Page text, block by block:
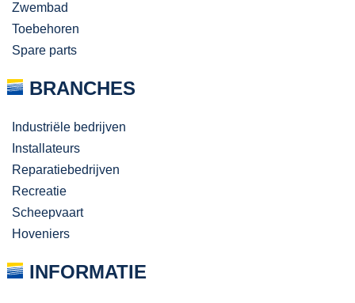
Zwembad
Toebehoren
Spare parts
BRANCHES
Industriële bedrijven
Installateurs
Reparatiebedrijven
Recreatie
Scheepvaart
Hoveniers
INFORMATIE